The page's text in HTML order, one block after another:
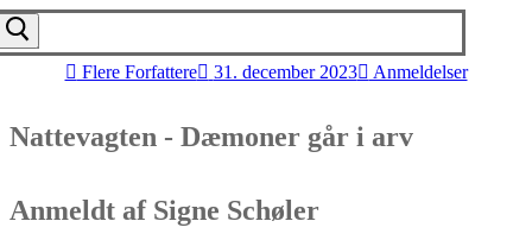
Flere Forfattere 31. december 2023 Anmeldelser
Nattevagten - Dæmoner går i arv
Anmeldt af Signe Schøler